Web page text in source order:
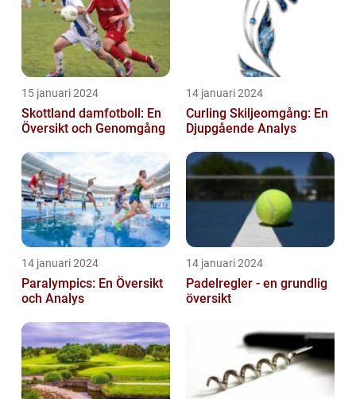
15 januari 2024
Skottland damfotboll: En
Översikt och Genomgång
14 januari 2024
Curling Skiljeomgång: En
Djupgående Analys
14 januari 2024
Paralympics: En Översikt
och Analys
14 januari 2024
Padelregler - en grundlig
översikt